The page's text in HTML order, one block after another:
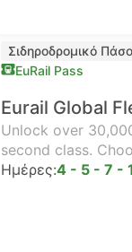
Σιδηροδρομικό Πάσο
EuRail Pass
Eurail Global
Unlock over
second class.
Ημέρες:4 - 5 - 7 -